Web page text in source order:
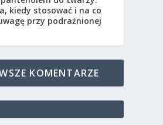
kiedy stosować i na co
przy podrażnionej
KOMENTARZE